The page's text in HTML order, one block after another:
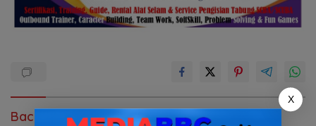
Baca Juga
X